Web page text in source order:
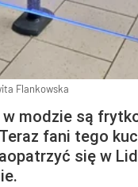
Flankowska
modzie są
fani tego
się w